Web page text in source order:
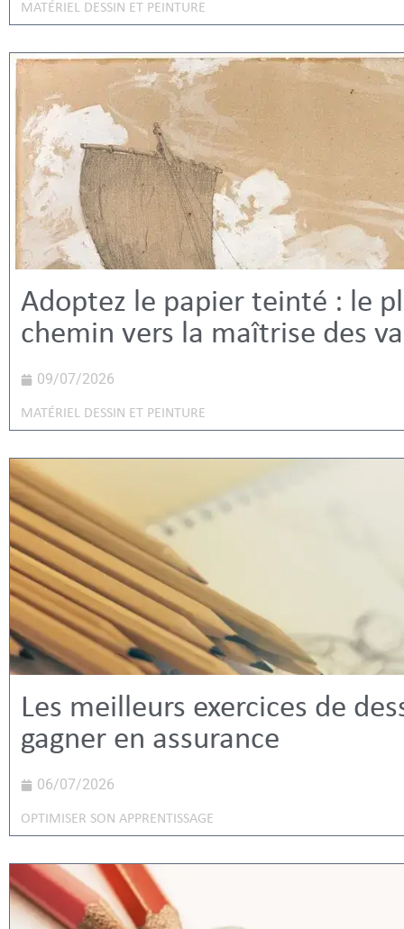
MATÉRIEL DESSIN ET PEINTURE
Adoptez le papier teinté : le
chemin vers la maîtrise des
09/07/2026
MATÉRIEL DESSIN ET PEINTURE
Les meilleurs exercices de
gagner en assurance
06/07/2026
OPTIMISER SON APPRENTISSAGE